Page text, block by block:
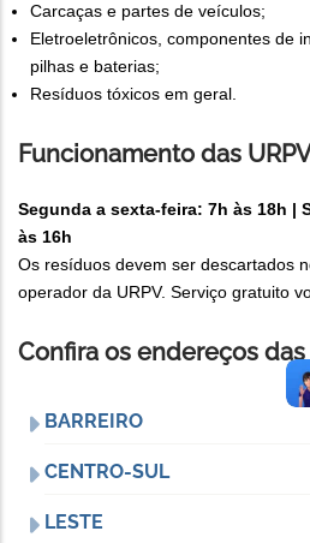
Carcaças e partes de veículos;
Eletroeletrônicos, componentes de
pilhas e baterias;
Resíduos tóxicos em geral.
Funcionamento das
Segunda a sexta-feira: 7h às 18h |
às 16h
Os resíduos devem ser descartados
operador da URPV. Serviço gratuito
Confira os endereços
BARREIRO
CENTRO-SUL
LESTE